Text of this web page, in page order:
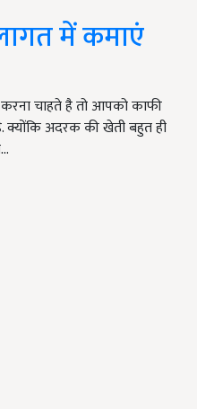
में कमाएं
चाहते है तो आपको काफी
क्योंकि अदरक की खेती बहुत ही